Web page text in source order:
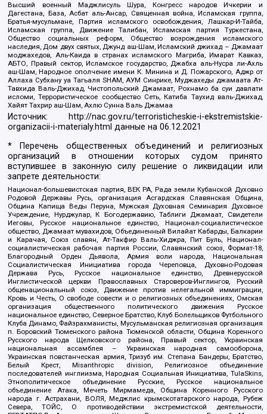
Высший военный Маджлисуль Шура, Конгресс народов Ичкерии и
Дагестана, База, Асбат аль-Ансар, Священная война, Исламская группа,
Братья-мусульмане, Партия исламского освобождения, Лашкар-И-Тайба,
Исламская группа, Движение Талибан, Исламская партия Туркестана,
Общество социальных реформ, Общество возрождения исламского
наследия, Дом двух святых, Джунд аш-Шам, Исламский джихад – Джамаат
моджахедов, Аль-Каида в странах исламского Магриба, Имарат Кавказ,
АБТО, Правый сектор, Исламское государство, Джабха аль-Нусра ли-Ахль
аш-Шам, Народное ополчение имени К. Минина и Д. Пожарского, Аджр от
Аллаха Субхану уа Тагьаля SHAM, АУМ Синрике, Муджахеды джамаата Ат-
Тавхида Валь-Джихад, Чистопольский Джамаат, Рохнамо ба суи давлати
исломи, Террористическое сообщество Сеть, Катиба Таухид валь-Джихад,
Хайят Тахрир аш-Шам, Ахлю Сунна Валь Джамаа
Источник:
http://nac.gov.ru/terroristicheskie-i-ekstremistskie-
organizacii-i-materialy.html данные на06.12.2021
* Перечень общественных объединений и религиозных
организаций в отношении которых судом принято
вступившее в законную силу решение о ликвидации или
запрете деятельности:
Национал-большевистская партия, ВЕК РА, Рада земли Кубанской Духовно
Родовой Державы Русь, организация Асгардская Славянская Община,
Община Капища Веды Перуна, Мужская Духовная Семинария Духовное
Учреждение, Нурджулар, К Богодержавию, Таблиги Джамаат, Свидетели
Иеговы, Русское национальное единство, Национал-социалистическое
общество, Джамаат мувахидов, Объединенный Вилайат Кабарды, Балкарии
и Карачая, Союз славян, Ат-Такфир Валь-Хиджра, Пит Буль, Национал-
социалистическая рабочая партия России, Славянский союз, Формат-18,
Благородный Орден Дьявола, Армия воли народа, Национальная
Социалистическая Инициатива города Череповца, Духовно-Родовая
Держава Русь, Русское национальное единство, Древнерусской
Инглистической церкви Православных Староверов-Инглингов, Русский
общенациональный союз, Движение против нелегальной иммиграции,
Кровь и Честь, О свободе совести и о религиозных объединениях, Омская
организация общественного политического движения Русское
национальное единство, Северное Братство, Клуб Болельщиков Футбольного
Клуба Динамо, Файзрахманисты, Мусульманская религиозная организация
п. Боровский Тюменского района Тюменской области, Община Коренного
Русского народа Щелковского района, Правый сектор, Украинская
национальная ассамблея – Украинская народная самооборона,
Украинская повстанческая армия, Тризуб им. Степана Бандеры, Братство,
Белый Крест, Misanthropic division, Религиозное объединение
последователей инглиизма, Народная Социальная Инициатива, TulaSkins,
Этнополитическое объединение Русские, Русское национальное
объединение Атака, Мечеть Мирмамеда, Община Коренного Русского
народа г. Астрахани, ВОЛЯ, Меджлис крымскотатарского народа, Рубеж
Севера, ТОЙС, О противодействии экстремистской деятельности,